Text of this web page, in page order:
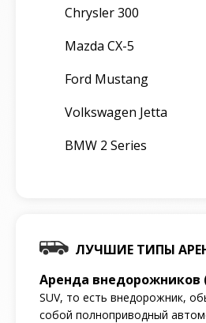
Chrysler 300
Mazda CX-5
Ford Mustang
Volkswagen Jetta
BMW 2 Series
ЛУЧШИЕ ТИПЫ
Аренда внедорожников
SUV, то есть внедорожник,
собой полноприводный